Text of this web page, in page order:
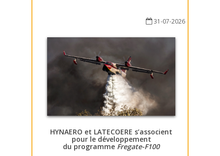
31-07-2026
HYNAERO et LATECOERE s’associent
pour le développement
du programme Fregate-F100